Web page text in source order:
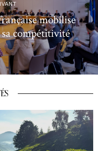
mobilise
compétitivité